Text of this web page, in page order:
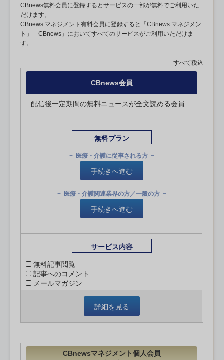
CBnews無料会員に登録するとサービスの一部が無料でご利用いた
だけます。
CBnews マネジメント有料会員に登録すると「CBnews マネジメン
ト」「CBnews」においてすべてのサービスがご利用いただけま
す。
すべて税込
CBnews会員
配信後一定期間の無料ニュースが全文読める会員
無料プラン
医療・介護に従事される方
手続きへ進む
医療・介護関連業界の方／一般の方
手続きへ進む
サービス内容
無料記事閲覧
記事へのコメント
メールマガジン
詳細を見る
CBnewsマネジメント個人会員